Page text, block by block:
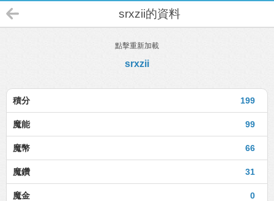
srxzii的資料
點擊重新加載
srxzii
199
積分
99
魔能
66
魔幣
31
魔鑽
0
魔金